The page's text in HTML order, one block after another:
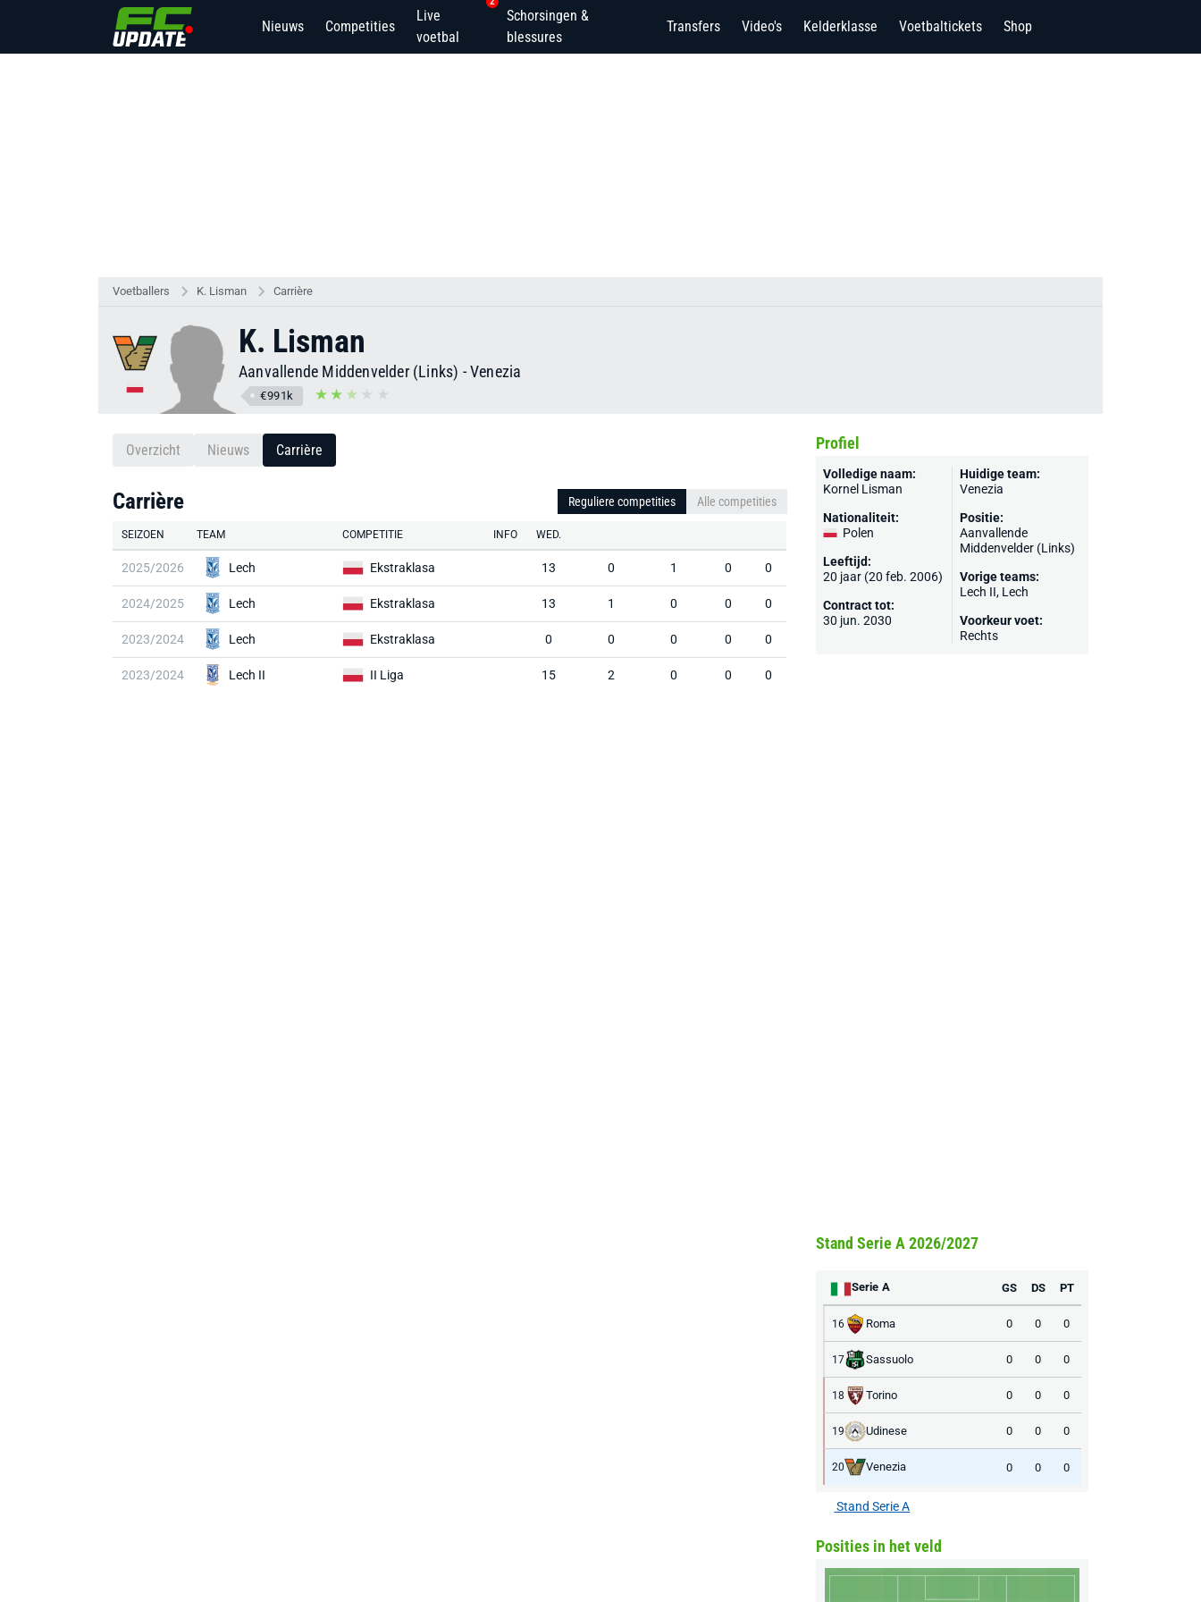
Nieuws Competities
Live
voetbal
Schorsingen &
blessures
Transfers Video's Kelderklasse Voetbaltickets Shop
Voetballers K. Lisman Carrière
K. Lisman
Aanvallende Middenvelder (Links) -Venezia
€991k
Overzicht Nieuws Carrière
Carrière Reguliere competities Alle competities
SEIZOEN TEAM COMPETITIE INFO WED.
2025/2026 Lech Ekstraklasa 13 0 1 0 0
2024/2025 Lech Ekstraklasa 13 1 0 0 0
2023/2024 Lech Ekstraklasa 0 0 0 0 0
2023/2024 Lech II II Liga 15 2 0 0 0
Profiel
Volledige naam:
Kornel Lisman
Nationaliteit:
Polen
Leeftijd:
20 jaar (20 feb. 2006)
Contract tot:
30 jun. 2030
Huidige team:
Venezia
Positie:
Aanvallende
Middenvelder (Links)
Vorige teams:
Lech II, Lech
Voorkeur voet:
Rechts
Stand Serie A 2026/2027
Serie A GS DS PT
16 Roma 0 0 0
17 Sassuolo 0 0 0
18 Torino 0 0 0
19 Udinese 0 0 0
20 Venezia 0 0 0
Stand Serie A
Posities in het veld